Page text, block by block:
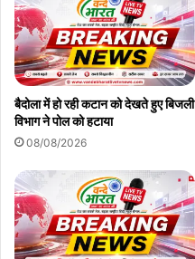
बैदोला में हो रही कटान को देखते हुए बिजली
विभाग ने पोल को हटाया
08/08/2026